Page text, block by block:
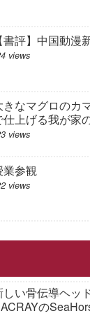
【書評】中国動漫
views
きなマグロのカ
仕上げる我が家
views
業参観
views
しい骨伝導ヘッ
の